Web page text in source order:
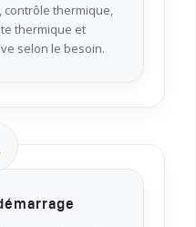
contrôle thermique,
thermique et
selon le besoin.